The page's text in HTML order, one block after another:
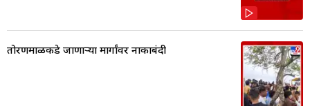
तोरणमाळकडे जाणाऱ्या मार्गांवर नाकाबंदी